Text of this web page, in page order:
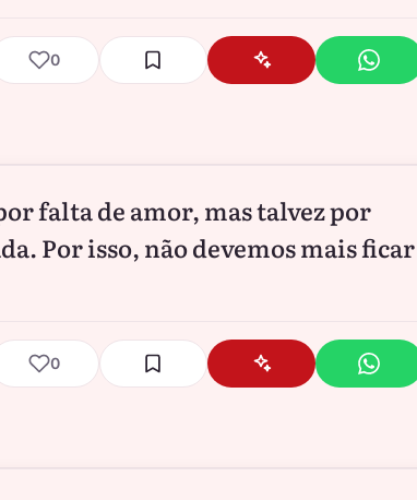
0
falta de amor, mas talvez por
Por isso, não devemos mais ficar
0